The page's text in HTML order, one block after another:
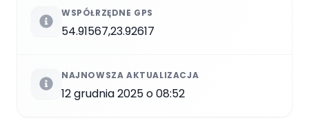
WSPÓŁRZĘDNE GPS
54.91567,23.92617
NAJNOWSZA AKTUALIZACJA
12 grudnia 2025 o 08:52